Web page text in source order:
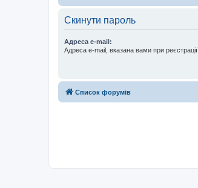
Скинути пароль
Адреса e-mail:
Адреса e-mail, вказана вами при реєстрації.
Список форумів